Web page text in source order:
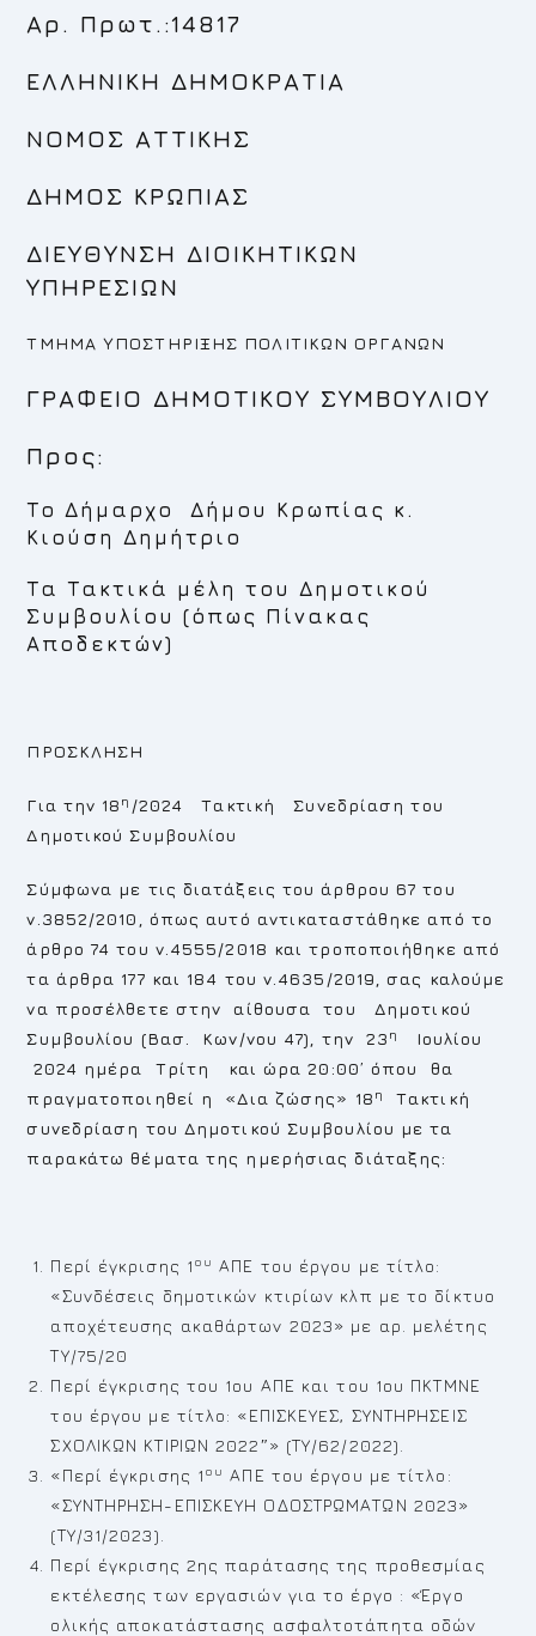
Αρ. Πρωτ.:14817
ΕΛΛΗΝΙΚΗ ΔΗΜΟΚΡΑΤΙΑ
ΝΟΜΟΣ ΑΤΤΙΚΗΣ
ΔΗΜΟΣ ΚΡΩΠΙΑΣ
ΔΙΕΥΘΥΝΣΗ ΔΙΟΙΚΗΤΙΚΩΝ
ΥΠΗΡΕΣΙΩΝ
ΤΜΗΜΑ ΥΠΟΣΤΗΡΙΞΗΣ ΠΟΛΙΤΙΚΩΝ ΟΡΓΑΝΩΝ
ΓΡΑΦΕΙΟ ΔΗΜΟΤΙΚΟΥ ΣΥΜΒΟΥΛΙΟΥ
Προς:
Το Δήμαρχο Δήμου Κρωπίας κ.
Κιούση Δημήτριο
Τα Τακτικά μέλη του Δημοτικού
Συμβουλίου (όπως Πίνακας
Αποδεκτών)
ΠΡΟΣΚΛΗΣΗ
Για την 18 η /2024 Τακτική Συνεδρίαση του
Δημοτικού Συμβουλίου
Σύμφωνα με τις διατάξεις του άρθρου 67 του
ν.3852/2010, όπως αυτό αντικαταστάθηκε από το
άρθρο 74 του ν.4555/2018 και τροποποιήθηκε από
τα άρθρα 177 και 184 του ν.4635/2019, σας καλούμε
να προσέλθετε στην αίθουσα του Δημοτικού
Συμβουλίου (Βασ. Κων/νου 47), την 23 η
Ιουλίου
2024 ημέρα Τρίτη και ώρα 20:00’ όπου θα
πραγματοποιηθεί η «Δια ζώσης» 18 η
Τακτική
συνεδρίαση του Δημοτικού Συμβουλίου με τα
παρακάτω θέματα της ημερήσιας διάταξης:
Περί έγκρισης 1 ου ΑΠΕ του έργου με τίτλο:
«Συνδέσεις δημοτικών κτιρίων κλπ με το δίκτυο
αποχέτευσης ακαθάρτων 2023» με αρ. μελέτης
ΤΥ/75/20
Περί έγκρισης του 1ου ΑΠΕ και του 1ου ΠΚΤΜΝΕ
του έργου με τίτλο: «ΕΠΙΣΚΕΥEΣ, ΣΥΝΤΗΡΗΣΕΙΣ
ΣΧΟΛΙΚΩΝ ΚΤΙΡΙΩΝ 2022″» (ΤΥ/62/2022).
«Περί έγκρισης 1 ου ΑΠΕ του έργου με τίτλο:
«ΣΥΝΤΗΡΗΣΗ-ΕΠΙΣΚΕΥΗ ΟΔΟΣΤΡΩΜΑΤΩΝ 2023»
(ΤΥ/31/2023).
Περί έγκρισης 2ης παράτασης της προθεσμίας
εκτέλεσης των εργασιών για το έργο : «Έργο
ολικής αποκατάστασης ασφαλτοτάπητα οδών